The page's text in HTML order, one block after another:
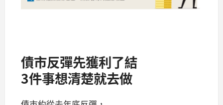
債市反彈先獲利了結
3件事想清楚就去做